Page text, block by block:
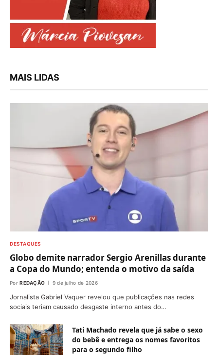
MAIS LIDAS
DESTAQUES
Globo demite narrador Sergio Arenillas durante
a Copa do Mundo; entenda o motivo da saída
Por REDAÇÃO 9 de julho de 2026
Jornalista Gabriel Vaquer revelou que publicações nas redes
sociais teriam causado desgaste interno antes do…
Tati Machado revela que já sabe o sexo
do bebê e entrega os nomes favoritos
para o segundo filho